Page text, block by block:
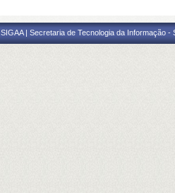
SIGAA | Secretaria de Tecnologia da Informação